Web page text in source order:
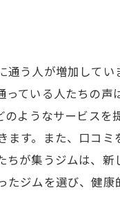
う人が増加して
ている人たちの
のようなサービス
す。また、口コ
ちが集うジムは、
ジムを選び、健康